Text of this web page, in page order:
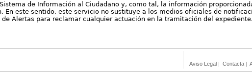
de Información al Ciudadano y, como tal, la información
este sentido, este servicio no sustituye a los medios oficiales de
Alertas para reclamar cualquier actuación en la tramitación del expediente.
Aviso Legal | Contacta |